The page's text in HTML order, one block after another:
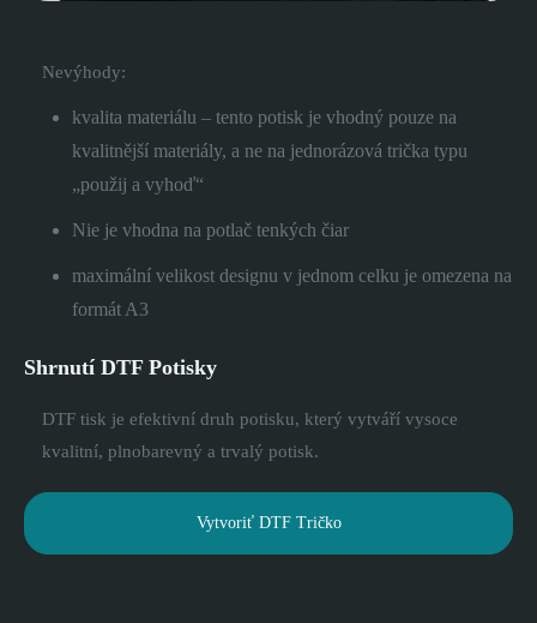
Nevýhody:
kvalita materiálu – tento potisk je vhodný pouze na
kvalitnější materiály, a ne na jednorázová trička typu
„použij a vyhoď“
Nie je vhodna na potlač tenkých čiar
maximální velikost designu v jednom celku je omezena na
formát A3
Shrnutí DTF Potisky
DTF tisk je efektivní druh potisku, který vytváří vysoce
kvalitní, plnobarevný a trvalý potisk.
Vytvoriť DTF Tričko